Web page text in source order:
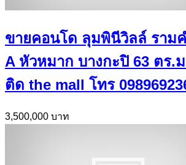
ขายคอนโด ลุมพินีวิลล์ ราม
A หัวหมาก บางกะปิ 63 ตร.
ติด the mall โทร
3,500,000 บาท